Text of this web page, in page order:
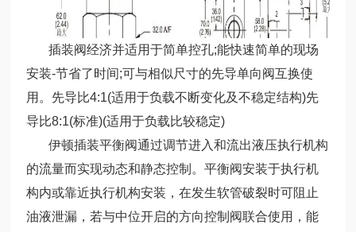
插装阀经济并适用于简单控孔;能快速简单的现场
安装-节省了时间;可与相似尺寸的先导单向阀互换使
用。先导比4:1(适用于负载不断变化及不稳定结构)先
导比8:1(标准)(适用于负载比较稳定)
伊顿插装平衡阀通过调节进入和流出液压执行机构
的流量而实现动态和静态控制。平衡阀安装于执行机
构内或靠近执行机构安装，在发生软管破裂时可阻止
油液泄漏，若与中位开启的方向控制阀联合使用，能